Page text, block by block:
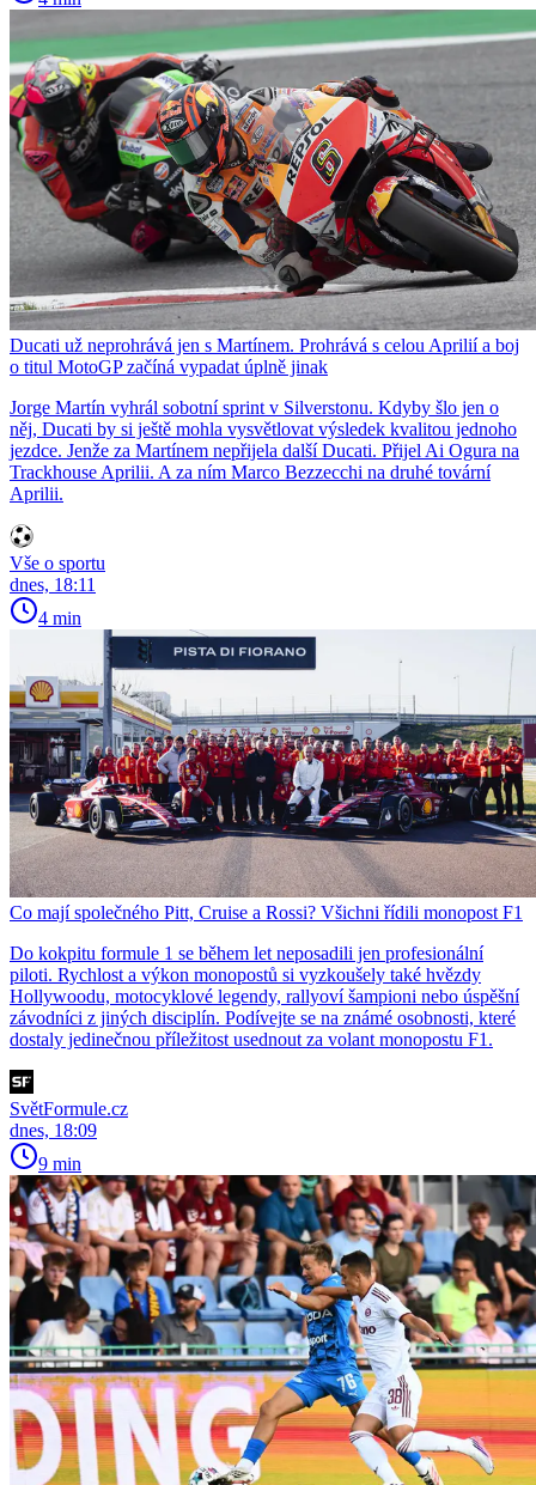
Ducati už neprohrává jen s Martínem. Prohrává s celou Aprilií a boj
o titul MotoGP začíná vypadat úplně jinak
Jorge Martín vyhrál sobotní sprint v Silverstonu. Kdyby šlo jen o
něj, Ducati by si ještě mohla vysvětlovat výsledek kvalitou jednoho
jezdce. Jenže za Martínem nepřijela další Ducati. Přijel Ai Ogura na
Trackhouse Aprilii. A za ním Marco Bezzecchi na druhé tovární
Aprilii.
Vše o sportu
dnes, 18:11
4 min
Co mají společného Pitt, Cruise a Rossi? Všichni řídili monopost F1
Do kokpitu formule 1 se během let neposadili jen profesionální
piloti. Rychlost a výkon monopostů si vyzkoušely také hvězdy
Hollywoodu, motocyklové legendy, rallyoví šampioni nebo úspěšní
závodníci z jiných disciplín. Podívejte se na známé osobnosti, které
dostaly jedinečnou příležitost usednout za volant monopostu F1.
SvětFormule.cz
dnes, 18:09
9 min